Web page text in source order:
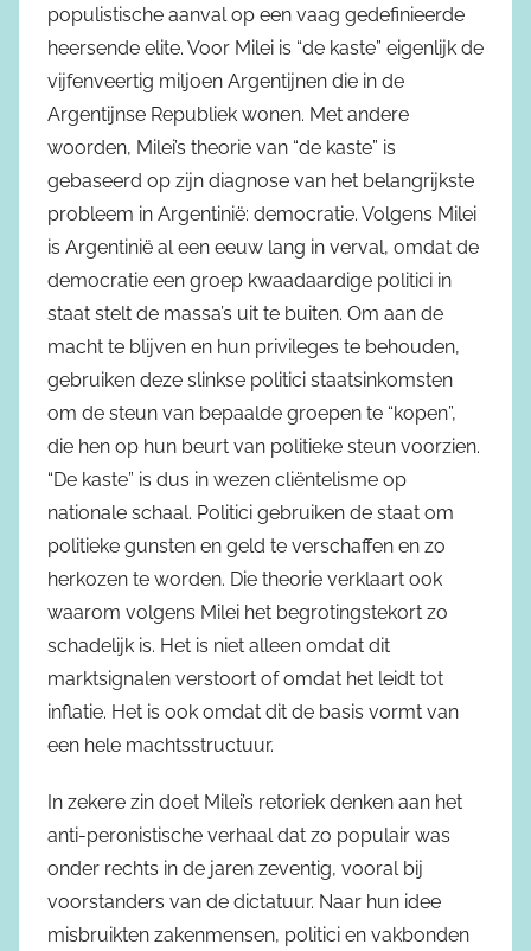
populistische aanval op een vaag gedefinieerde
heersende elite. Voor Milei is “de kaste” eigenlijk de
vijfenveertig miljoen Argentijnen die in de
Argentijnse Republiek wonen. Met andere
woorden, Milei’s theorie van “de kaste” is
gebaseerd op zijn diagnose van het belangrijkste
probleem in Argentinië: democratie. Volgens Milei
is Argentinië al een eeuw lang in verval, omdat de
democratie een groep kwaadaardige politici in
staat stelt de massa’s uit te buiten. Om aan de
macht te blijven en hun privileges te behouden,
gebruiken deze slinkse politici staatsinkomsten
om de steun van bepaalde groepen te “kopen”,
die hen op hun beurt van politieke steun voorzien.
“De kaste” is dus in wezen cliëntelisme op
nationale schaal. Politici gebruiken de staat om
politieke gunsten en geld te verschaffen en zo
herkozen te worden. Die theorie verklaart ook
waarom volgens Milei het begrotingstekort zo
schadelijk is. Het is niet alleen omdat dit
marktsignalen verstoort of omdat het leidt tot
inflatie. Het is ook omdat dit de basis vormt van
een hele machtsstructuur.
In zekere zin doet Milei’s retoriek denken aan het
anti-peronistische verhaal dat zo populair was
onder rechts in de jaren zeventig, vooral bij
voorstanders van de dictatuur. Naar hun idee
misbruikten zakenmensen, politici en vakbonden